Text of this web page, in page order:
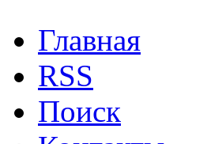
Главная
RSS
Поиск